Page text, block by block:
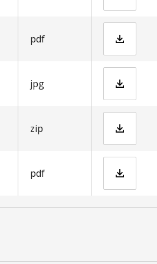
pdf
jpg
zip
pdf